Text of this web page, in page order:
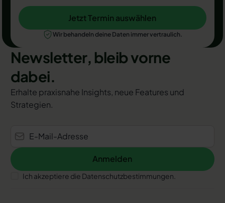
Jetzt Termin auswählen
Jetzt Termin auswählen
Wir behandeln deine Daten immer vertraulich.
Newsletter, bleib vorne
dabei.
Erhalte praxisnahe Insights, neue Features und
Strategien.
Anmelden
Anmelden
Ich akzeptiere die Datenschutzbestimmungen.